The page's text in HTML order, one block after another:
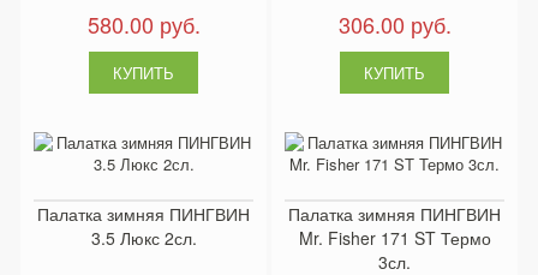
580.00 руб. 306.00 руб.
Палатка зимняя ПИНГВИН
3.5 Люкс 2сл.
Палатка зимняя ПИНГВИН
Mr. Fisher 171 ST Термо
3сл.